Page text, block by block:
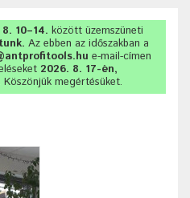
10–14. között üzemszüneti
Az ebben az időszakban a
e-mail-címen
2026. 8. 17-én,
megértésüket.